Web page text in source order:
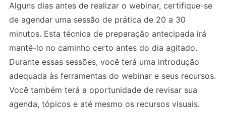
Alguns dias antes de realizar o webinar, certifique-se
de agendar uma sessão de prática de 20 a 30
minutos. Esta técnica de preparação antecipada irá
mantê-lo no caminho certo antes do dia agitado.
Durante essas sessões, você terá uma introdução
adequada às ferramentas do webinar e seus recursos.
Você também terá a oportunidade de revisar sua
agenda, tópicos e até mesmo os recursos visuais.